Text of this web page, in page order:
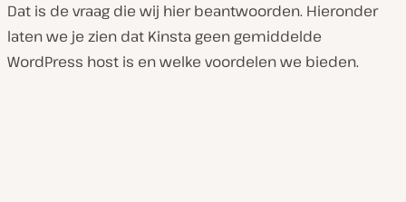
Dat is de vraag die wij hier beantwoorden. Hieronder
laten we je zien dat Kinsta geen gemiddelde
WordPress host is en welke voordelen we bieden.